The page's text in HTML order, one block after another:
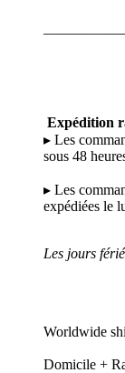
Expédition
▸ Les
sous 48
▸ Les
expédiées le
Les jours
Worldwide
Domicile +